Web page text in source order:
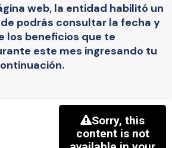
web, la entidad habilitó un
podrás consultar la fecha y
los beneficios que te
este mes ingresando tu